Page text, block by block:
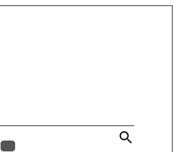
Open
Search